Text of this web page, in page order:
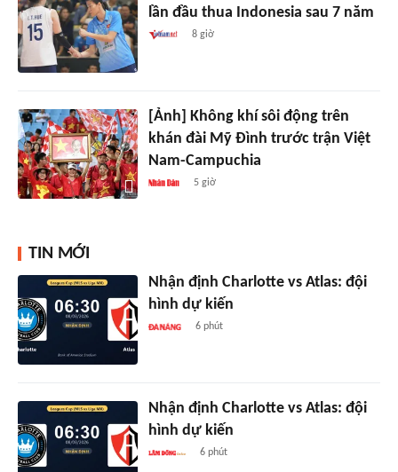
lần đầu thua Indonesia sau 7 năm
8 giờ
[Ảnh] Không khí sôi động trên
khán đài Mỹ Đình trước trận Việt
Nam-Campuchia
5 giờ
TIN MỚI
Nhận định Charlotte vs Atlas: đội
hình dự kiến
6 phút
Nhận định Charlotte vs Atlas: đội
hình dự kiến
6 phút